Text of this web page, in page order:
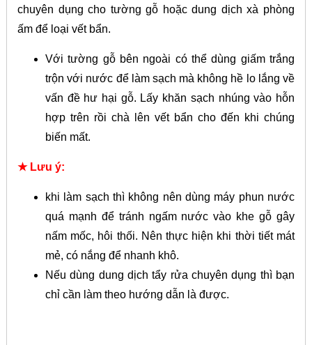
chuyên dụng cho tường gỗ hoặc dung dịch xà phòng
ấm để loại vết bẩn.
Với tường gỗ bên ngoài có thể dùng giấm trắng
trộn với nước để làm sạch mà không hề lo lắng về
vấn đề hư hại gỗ. Lấy khăn sạch nhúng vào hỗn
hợp trên rồi chà lên vết bẩn cho đến khi chúng
biến mất.
★ Lưu ý:
khi làm sạch thì không nên dùng máy phun nước
quá mạnh để tránh ngấm nước vào khe gỗ gây
nấm mốc, hôi thối. Nên thực hiện khi thời tiết mát
mẻ, có nắng để nhanh khô.
Nếu dùng dung dịch tẩy rửa chuyên dụng thì bạn
chỉ cần làm theo hướng dẫn là được.